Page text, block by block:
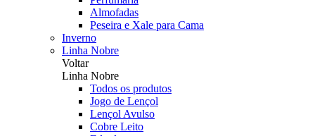
Almofadas
Peseira e Xale para Cama
Inverno
Linha Nobre
Voltar
Linha Nobre
Todos os produtos
Jogo de Lençol
Lençol Avulso
Cobre Leito